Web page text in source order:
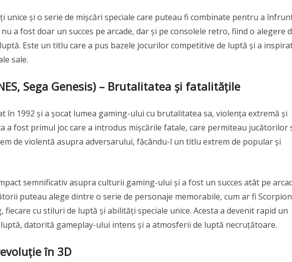
unice și o serie de mișcări speciale care puteau fi combinate pentru a
a fost doar un succes pe arcade, dar și pe consolele retro, fiind o alegere
Este un titlu care a pus bazele jocurilor competitive de luptă și a
sale.
Sega Genesis) – Brutalitatea și fatalitățile
în 1992 și a șocat lumea gaming-ului cu brutalitatea sa, violența extremă și
a fost primul joc care a introdus mișcările fatale, care permiteau jucătorilor
de violentă asupra adversarului, făcându-l un titlu extrem de popular și
semnificativ asupra culturii gaming-ului și a fost un succes atât pe
puteau alege dintre o serie de personaje memorabile, cum ar fi
fiecare cu stiluri de luptă și abilități speciale unice. Acesta a devenit rapid un
datorită gameplay-ului intens și a atmosferii de luptă necruțătoare.
în 3D